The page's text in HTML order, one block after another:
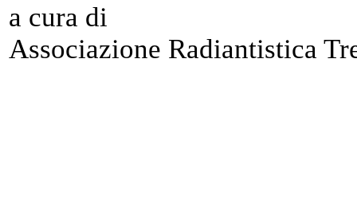
a cura di
Associazione Radiantistica